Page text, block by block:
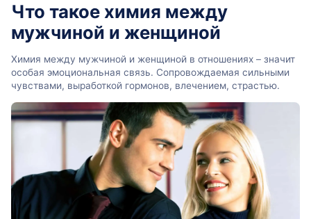
Что такое химия между
мужчиной и женщиной
Химия между мужчиной и женщиной в отношениях – значит
особая эмоциональная связь. Сопровождаемая сильными
чувствами, выработкой гормонов, влечением, страстью.